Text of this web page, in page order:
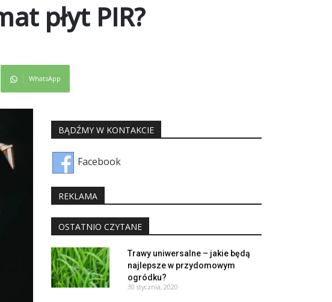
płyt PIR?
WhatsApp
BĄDŹMY W KONTAKCIE
Facebook
REKLAMA
OSTATNIO CZYTANE
Trawy uniwersalne – jakie będą
najlepsze w przydomowym
ogródku?
30 stycznia, 2020